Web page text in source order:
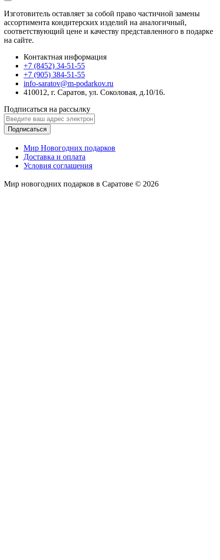
Изготовитель оставляет за собой право частичной замены
ассортимента кондитерских изделий на аналогичный,
соответствующий цене и качеству представленного в подарке
на сайте.
Контактная информация
+7 (8452) 34-51-55
+7 (905) 384-51-55
info-saratov@m-podarkov.ru
410012, г. Саратов, ул. Соколовая, д.10/16.
Подписаться на рассылку
Подписаться
Мир Новогодних подарков
Доставка и оплата
Условия соглашения
Мир новогодних подарков в Саратове © 2026